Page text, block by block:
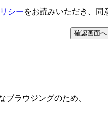
シーをお読みいただき、同
ブラウジングのため、